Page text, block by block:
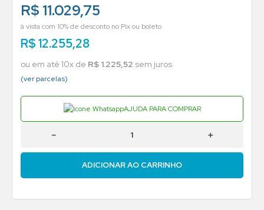
R$ 11.029,75
à vista com 10% de desconto no Pix ou boleto
R$12.255,28
ou em até 10x de R$ 1.225,52 sem juros
(ver parcelas)
AJUDA PARA COMPRAR
＋
－
ADICIONAR AO CARRINHO